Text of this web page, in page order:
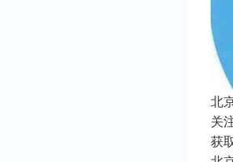
北
关
获